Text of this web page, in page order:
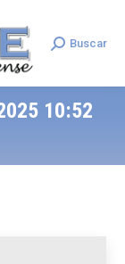
Search:
Buscar
10:52